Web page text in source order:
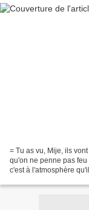
= Tu as vu, Mije, ils
qu'on ne penne pas
c'est à l'atmosphère